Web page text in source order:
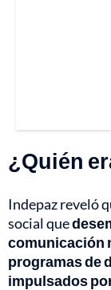
¿Quién
Indepaz reveló
social que
comunicación
programas de
impulsados